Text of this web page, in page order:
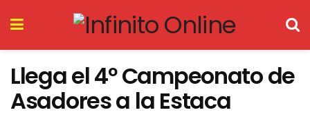
Llega el 4º Campeonato de
Asadores a la Estaca